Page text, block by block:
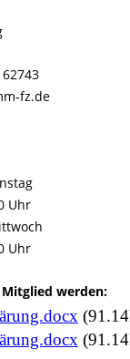
fz.de
Uhr
Uhr
Mitglied werden: